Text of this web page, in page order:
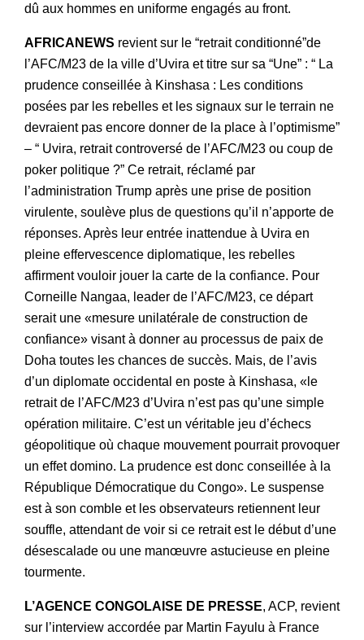
dû aux hommes en uniforme engagés au front.
AFRICANEWS revient sur le “retrait conditionné”de
l’AFC/M23 de la ville d’Uvira et titre sur sa “Une” : “ La
prudence conseillée à Kinshasa : Les conditions
posées par les rebelles et les signaux sur le terrain ne
devraient pas encore donner de la place à l’optimisme”
– “ Uvira, retrait controversé de l’AFC/M23 ou coup de
poker politique ?” Ce retrait, réclamé par
l’administration Trump après une prise de position
virulente, soulève plus de questions qu’il n’apporte de
réponses. Après leur entrée inattendue à Uvira en
pleine effervescence diplomatique, les rebelles
affirment vouloir jouer la carte de la confiance. Pour
Corneille Nangaa, leader de l’AFC/M23, ce départ
serait une «mesure unilatérale de construction de
confiance» visant à donner au processus de paix de
Doha toutes les chances de succès. Mais, de l’avis
d’un diplomate occidental en poste à Kinshasa, «le
retrait de l’AFC/M23 d’Uvira n’est pas qu’une simple
opération militaire. C’est un véritable jeu d’échecs
géopolitique où chaque mouvement pourrait provoquer
un effet domino. La prudence est donc conseillée à la
République Démocratique du Congo». Le suspense
est à son comble et les observateurs retiennent leur
souffle, attendant de voir si ce retrait est le début d’une
désescalade ou une manœuvre astucieuse en pleine
tourmente.
L’AGENCE CONGOLAISE DE PRESSE, ACP, revient
sur l’interview accordée par Martin Fayulu à France